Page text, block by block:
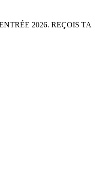
2026. REÇOIS TA